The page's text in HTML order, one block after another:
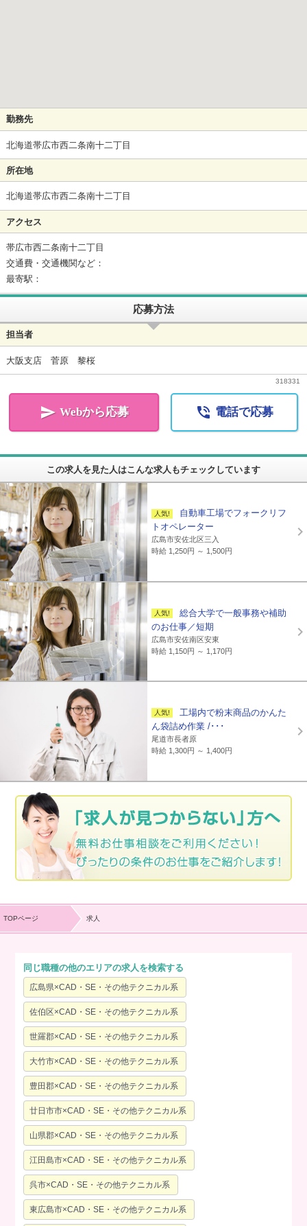
勤務先
北海道帯広市西二条南十二丁目
所在地
北海道帯広市西二条南十二丁目
アクセス
帯広市西二条南十二丁目
交通費・交通機関など：
最寄駅：
応募方法
担当者
大阪支店 菅原 黎桜
318331
 Webから応募  電話で応募
この求人を見た人はこんな求人もチェックしています
自動車工場でフォークリフ
トオペレーター
広島市安佐北区三入
時給 1,250円 ～ 1,500円
総合大学で一般事務や補助
のお仕事／短期
広島市安佐南区安東
時給 1,150円 ～ 1,170円
工場内で粉末商品のかんた
ん袋詰め作業 /･･･
尾道市長者原
時給 1,300円 ～ 1,400円
TOPページ 求人
同じ職種の他のエリアの求人を検索する
広島県×CAD・SE・その他テクニカル系
佐伯区×CAD・SE・その他テクニカル系
世羅郡×CAD・SE・その他テクニカル系
大竹市×CAD・SE・その他テクニカル系
豊田郡×CAD・SE・その他テクニカル系
廿日市市×CAD・SE・その他テクニカル系
山県郡×CAD・SE・その他テクニカル系
江田島市×CAD・SE・その他テクニカル系
呉市×CAD・SE・その他テクニカル系
東広島市×CAD・SE・その他テクニカル系